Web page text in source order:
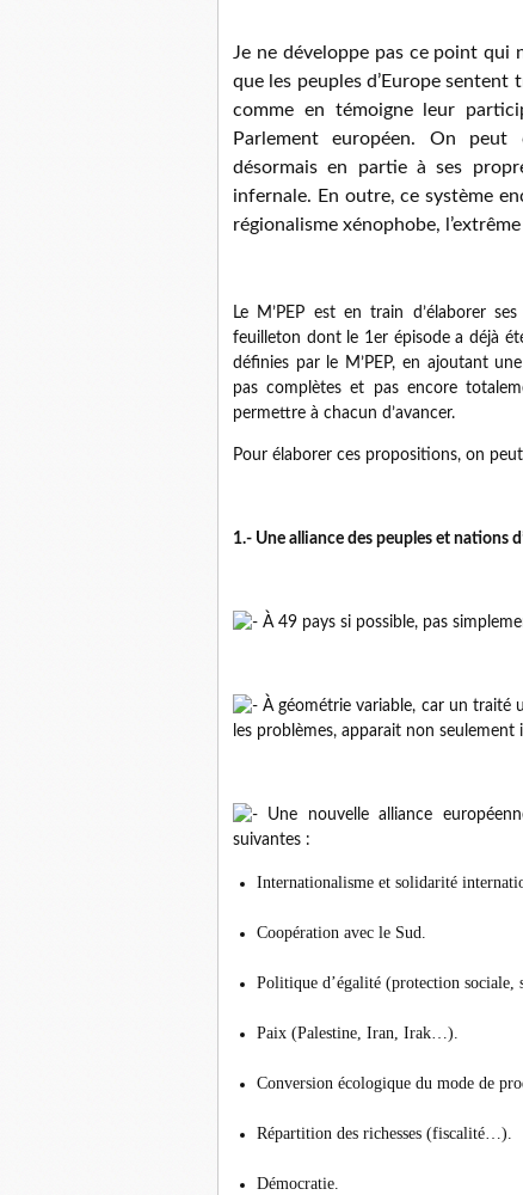
Je ne développe pas ce point qui
que les peuples d’Europe sentent
comme en témoigne leur
Parlement européen. On
désormais en partie à ses
infernale. En outre, ce système
régionalisme xénophobe,
Le M’PEP est en train d’élaborer
feuilleton dont le 1er épisode a déjà
définies par le M’PEP, en ajoutant
pas complètes et pas encore
permettre à chacun d’avancer.
Pour élaborer ces propositions, on
1.- Une alliance des peuples et nations
À 49 pays si possible, pas
À géométrie variable, car un traité
les problèmes, apparait non
Une nouvelle alliance
suivantes :
Internationalisme et solidarité
Coopération avec le Sud.
Politique d’égalité (protection
Paix (Palestine, Iran, Irak…).
Conversion écologique du mode de
Répartition des richesses (fiscalité…).
Démocratie.